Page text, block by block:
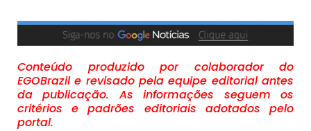
Conteúdo produzido por colaborador do
EGOBrazil e revisado pela equipe editorial antes
da publicação. As informações seguem os
critérios e padrões editoriais adotados pelo
portal.